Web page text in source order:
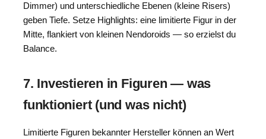
Dimmer) und unterschiedliche Ebenen (kleine Risers)
geben Tiefe. Setze Highlights: eine limitierte Figur in der
Mitte, flankiert von kleinen Nendoroids — so erzielst du
Balance.
7. Investieren in Figuren — was
funktioniert (und was nicht)
Limitierte Figuren bekannter Hersteller können an Wert